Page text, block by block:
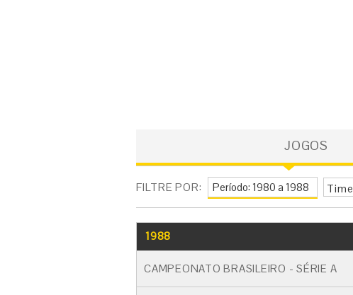
JOGOS
FILTRE POR: Time
1988
CAMPEONATO BRASILEIRO - SÉRIE A